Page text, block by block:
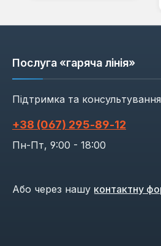
Послуга «гаряча лінія»
Підтримка та
+38 (067) 295‑89‑12
Пн-Пт, 9:00 - 18:00
Або через нашу контактну